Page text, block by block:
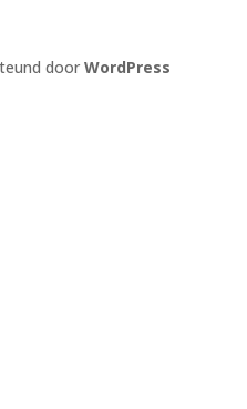
door WordPress